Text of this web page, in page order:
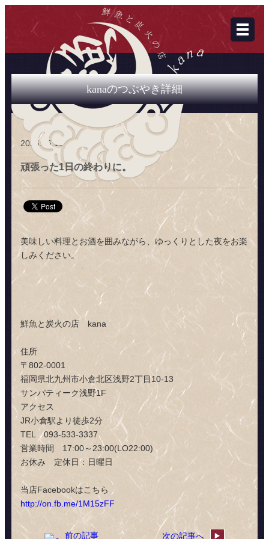
kanaのつぶやき詳細
2026.06.10
頑張った1日の終わりに。
美味しい料理とお酒を囲みながら、ゆっくりとした夜をお楽
しみください。
鮮魚と炭火の店 kana
住所
〒802-0001
福岡県北九州市小倉北区浅野2丁目10-13
サンパティーク浅野1F
アクセス
JR小倉駅より徒歩2分
TEL 093-533-3337
営業時間 17:00～23:00(LO22:00)
お休み 定休日：日曜日
当店Facebookはこちら
http://on.fb.me/1M15zFF
前の記事 次の記事へ